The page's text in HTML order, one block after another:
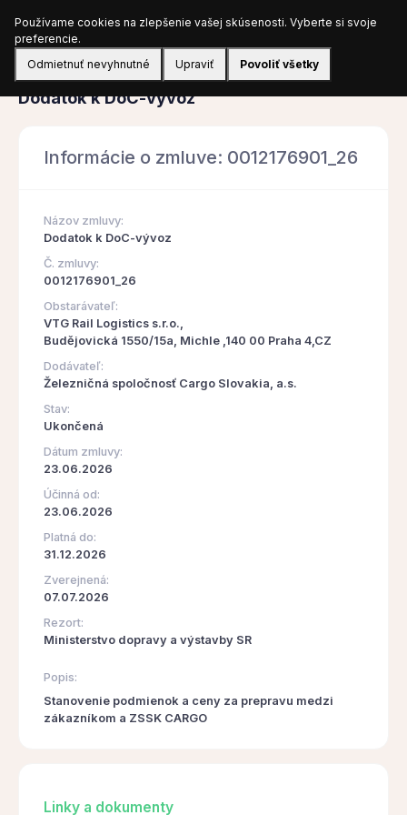
Prihlásiť sa
Zmluva
Dodatok k DoC-vývoz
Informácie o zmluve: 0012176901_26
Názov zmluvy:
Dodatok k DoC-vývoz
Č. zmluvy:
0012176901_26
Obstarávateľ:
VTG Rail Logistics s.r.o.,
Budějovická 1550/15a, Michle ,140 00 Praha 4,CZ
Dodávateľ:
Železničná spoločnosť Cargo Slovakia, a.s.
Stav:
Ukončená
Dátum zmluvy:
23.06.2026
Účinná od:
23.06.2026
Platná do:
31.12.2026
Zverejnená:
07.07.2026
Rezort:
Ministerstvo dopravy a výstavby SR
Popis:
Stanovenie podmienok a ceny za prepravu medzi
zákazníkom a ZSSK CARGO
Linky a dokumenty
Používame cookies na zlepšenie vašej skúsenosti. Vyberte si svoje
preferencie.
Odmietnuť nevyhnutné
Upraviť Povoliť všetky